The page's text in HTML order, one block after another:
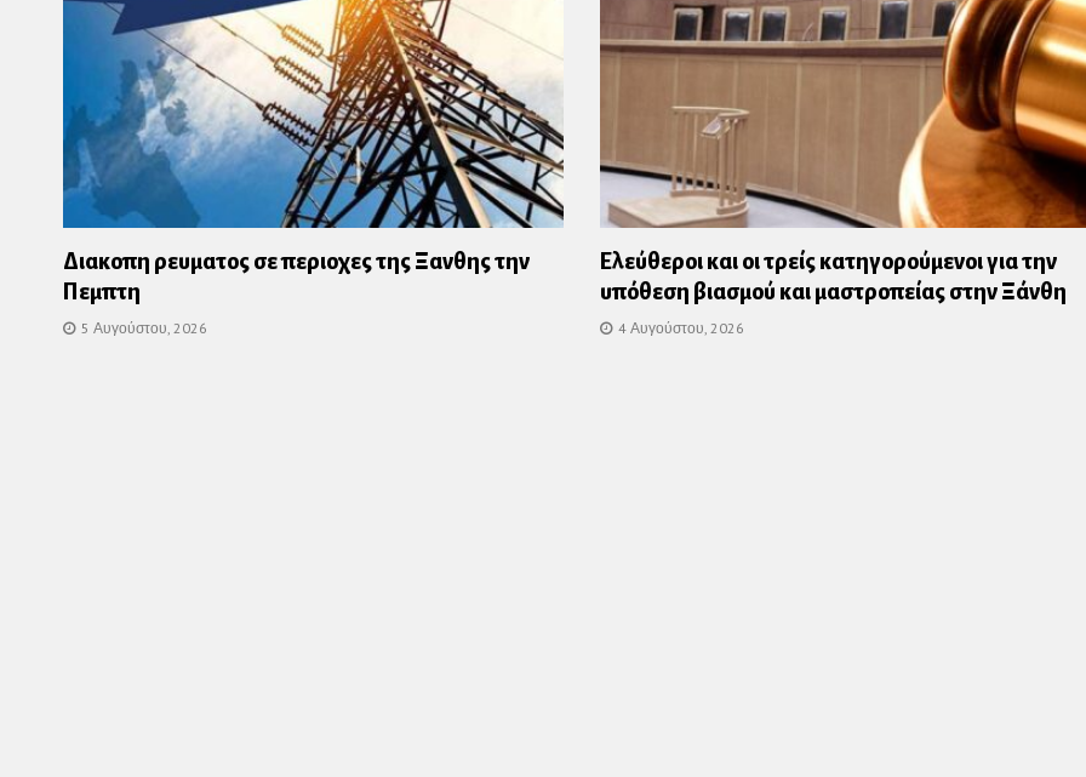
Διακοπη ρευματος σε περιοχες της Ξανθης την
Πεμπτη
5 Αυγούστου, 2026
Ελεύθεροι και οι τρείς κατηγορούμενοι για την
υπόθεση βιασμού και μαστροπείας στην Ξάνθη
4 Αυγούστου, 2026